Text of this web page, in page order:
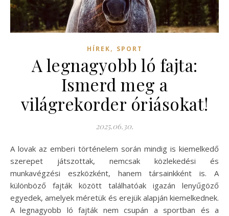
HÍREK, SPORT
A legnagyobb ló fajta:
Ismerd meg a
világrekorder óriásokat!
2025.06.30.
A lovak az emberi történelem során mindig is kiemelkedő
szerepet játszottak, nemcsak közlekedési és
munkavégzési eszközként, hanem társainkként is. A
különböző fajták között találhatóak igazán lenyűgöző
egyedek, amelyek méretük és erejük alapján kiemelkednek.
A legnagyobb ló fajták nem csupán a sportban és a